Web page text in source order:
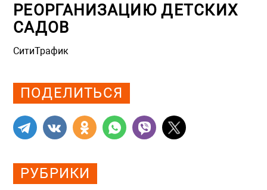
РЕОРГАНИЗАЦИЮ ДЕТСКИХ
САДОВ
СитиТрафик
ПОДЕЛИТЬСЯ
РУБРИКИ